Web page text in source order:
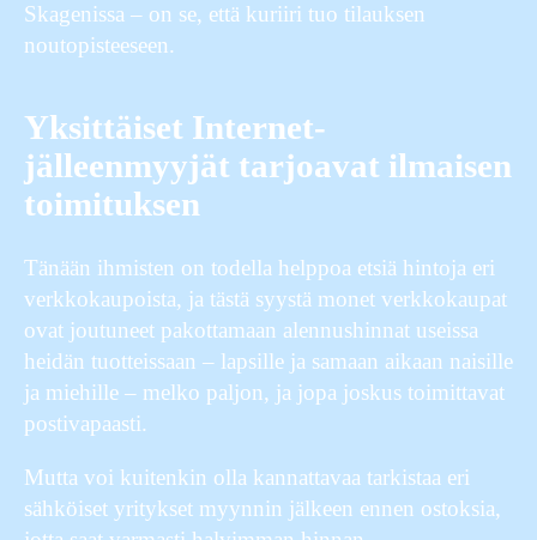
Skagenissa – on se, että kuriiri tuo tilauksen
noutopisteeseen.
Yksittäiset Internet-
jälleenmyyjät tarjoavat ilmaisen
toimituksen
Tänään ihmisten on todella helppoa etsiä hintoja eri
verkkokaupoista, ja tästä syystä monet verkkokaupat
ovat joutuneet pakottamaan alennushinnat useissa
heidän tuotteissaan – lapsille ja samaan aikaan naisille
ja miehille – melko paljon, ja jopa joskus toimittavat
postivapaasti.
Mutta voi kuitenkin olla kannattavaa tarkistaa eri
sähköiset yritykset myynnin jälkeen ennen ostoksia,